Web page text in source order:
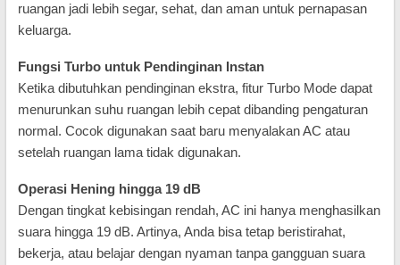
ruangan jadi lebih segar, sehat, dan aman untuk pernapasan
keluarga.
Fungsi Turbo untuk Pendinginan Instan
Ketika dibutuhkan pendinginan ekstra, fitur Turbo Mode dapat
menurunkan suhu ruangan lebih cepat dibanding pengaturan
normal. Cocok digunakan saat baru menyalakan AC atau
setelah ruangan lama tidak digunakan.
Operasi Hening hingga 19 dB
Dengan tingkat kebisingan rendah, AC ini hanya menghasilkan
suara hingga 19 dB. Artinya, Anda bisa tetap beristirahat,
bekerja, atau belajar dengan nyaman tanpa gangguan suara